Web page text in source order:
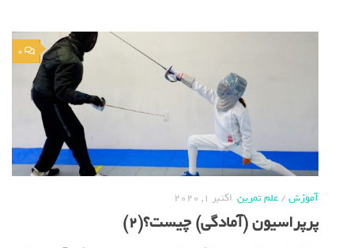
0
آموزش/علم تمرین اکتبر 1, 2020
پرپراسیون (آمادگی) چیست؟(2)